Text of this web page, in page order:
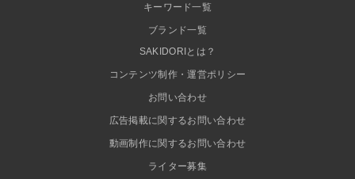
キーワード一覧
ブランド一覧
SAKIDORIとは？
コンテンツ制作・運営ポリシー
お問い合わせ
広告掲載に関するお問い合わせ
動画制作に関するお問い合わせ
ライター募集